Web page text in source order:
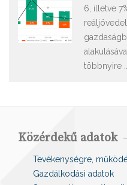
6, illetve
többnyire
Közérdekű adatok
Tevékenységre,
Gazdálkodási adatok